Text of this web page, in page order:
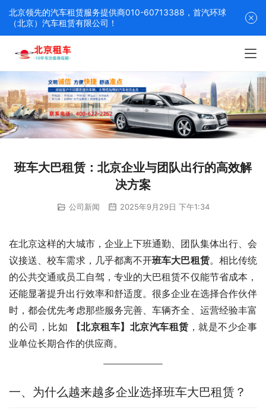
班车大巴租赁：北京企业与团队出行的高效解
决方案
公司新闻 2025年9月29日 下午1:34
在北京这样的大城市，企业上下班通勤、团队集体出行、会
议接送、校车需求，几乎都离不开班车大巴租赁。相比传统
的公共交通或员工自驾，专业的大巴租赁不仅能节省成本，
还能显著提升出行效率和舒适度。很多企业在选择合作伙伴
时，都会优先考虑那些服务完善、车辆齐全、运营经验丰富
的公司，比如
【北京租车】北京汽车租赁 ，就是不少企事
业单位长期合作的供应商。
一、为什么越来越多企业选择班车大巴租赁？
北京领先的汽车租赁服务提供商010-60713388，首汽环球
（北京）汽车租赁有限公司！